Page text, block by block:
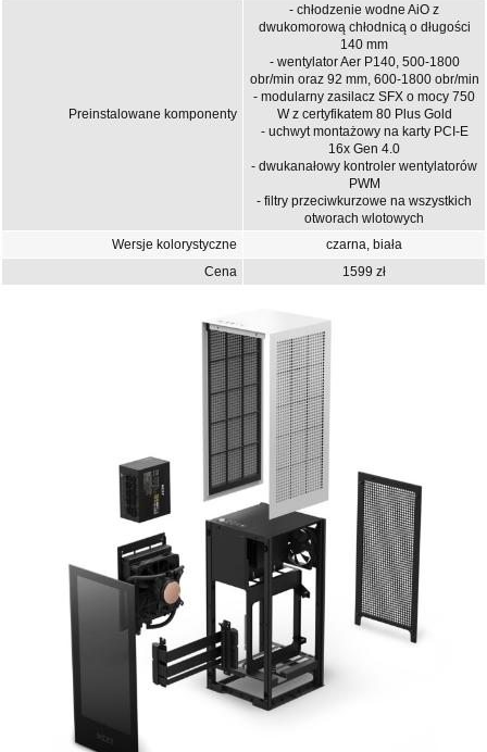
Preinstalowane komponenty
- chłodzenie wodne AiO z
dwukomorową chłodnicą o długości
140 mm
- wentylator Aer P140, 500-1800
obr/min oraz 92 mm, 600-1800 obr/min
- modularny zasilacz SFX o mocy 750
W z certyfikatem 80 Plus Gold
- uchwyt montażowy na karty PCI-E
16x Gen 4.0
- dwukanałowy kontroler wentylatorów
PWM
- filtry przeciwkurzowe na wszystkich
otworach wlotowych
Wersje kolorystyczne
czarna, biała
Cena
1599 zł